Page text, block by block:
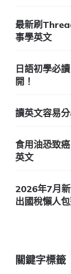
最新刷
事學英文
日語初學必
開！
讀英文容易
食用油恐致
英文
2026年7月
出國稅懶人
關鍵字標籤